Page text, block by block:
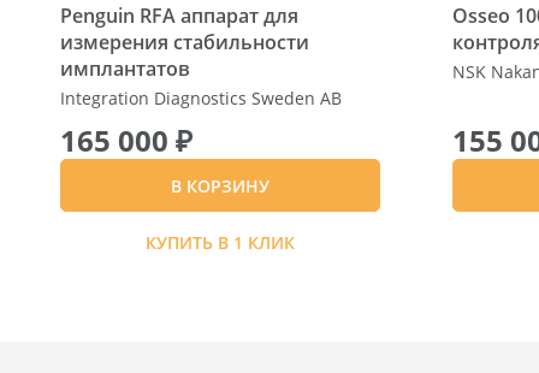
Penguin RFA аппарат для
измерения стабильности
имплантатов
Integration Diagnostics Sweden AB
165 000 ₽
В КОРЗИНУ
КУПИТЬ В 1 КЛИК
Osseo
NSK
155